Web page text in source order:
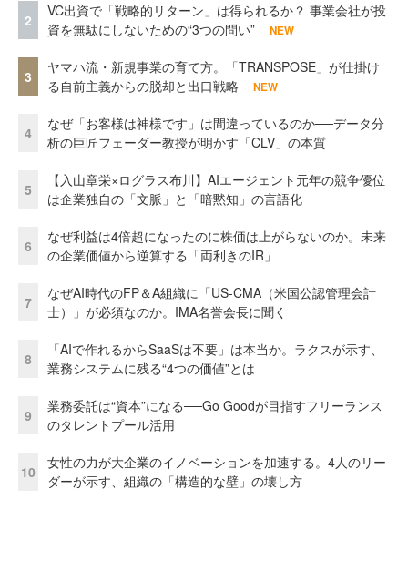
2
VC出資で「戦略的リターン」は得られるか？ 事業会社が投
資を無駄にしないための“3つの問い”
NEW
3
ヤマハ流・新規事業の育て方。「TRANSPOSE」が仕掛け
る自前主義からの脱却と出口戦略
NEW
4
なぜ「お客様は神様です」は間違っているのか──データ分
析の巨匠フェーダー教授が明かす「CLV」の本質
5
【入山章栄×ログラス布川】AIエージェント元年の競争優位
は企業独自の「文脈」と「暗黙知」の言語化
6
なぜ利益は4倍超になったのに株価は上がらないのか。未来
の企業価値から逆算する「両利きのIR」
7
なぜAI時代のFP＆A組織に「US-CMA（米国公認管理会計
士）」が必須なのか。IMA名誉会長に聞く
8
「AIで作れるからSaaSは不要」は本当か。ラクスが示す、
業務システムに残る“4つの価値”とは
9
業務委託は“資本”になる──Go Goodが目指すフリーランス
のタレントプール活用
10
女性の力が大企業のイノベーションを加速する。4人のリー
ダーが示す、組織の「構造的な壁」の壊し方